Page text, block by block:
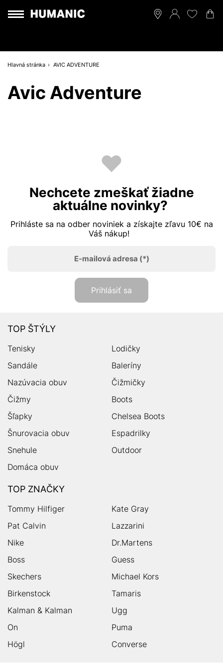
Hlavná stránka AVIC ADVENTURE
Avic Adventure
Nechcete zmeškať žiadne
aktuálne novinky?
Prihláste sa na odber noviniek a získajte zľavu 10€ na
Váš nákup!
E-mailová adresa (*)
Prihlásiť sa
TOP ŠTÝLY
Tenisky
Lodičky
Sandále
Baleríny
Nazúvacia obuv
Čižmičky
Čižmy
Boots
Šľapky
Chelsea Boots
Šnurovacia obuv
Espadrilky
Snehule
Outdoor
Domáca obuv
TOP ZNAČKY
Tommy Hilfiger
Kate Gray
Pat Calvin
Lazzarini
Nike
Dr.Martens
Boss
Guess
Skechers
Michael Kors
Birkenstock
Tamaris
Kalman & Kalman
Ugg
On
Puma
Högl
Converse